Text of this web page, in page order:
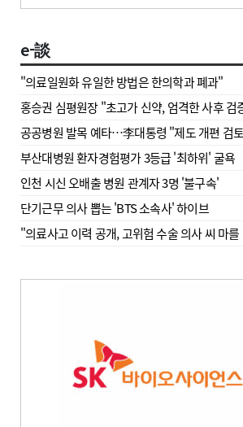
e-談
"의료일원화 유일한 방법은 한의학과 폐과"
홍승권 심평원장 " 초고가 신약, 엄격한 사후 검
공공병원 발목 예타…李대통령 "제도 개편 검
부산대병원 환자경험평가 3등급 '최하위' 굴욕
인천 시신 오배출 병원 관계자 3명 '불구속'
단기근무 의사 뽑는 'BTS 소속사' 하이브
"의료사고 이력 공개, 고위험 수술 의사 씨 마